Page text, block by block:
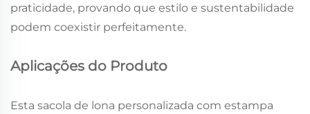
praticidade, provando que estilo e sustentabilidade
podem coexistir perfeitamente.
Aplicações do Produto
Esta sacola de lona personalizada com estampa